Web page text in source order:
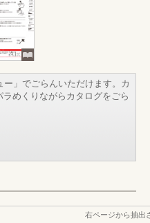
」でごらんいただけます。カ
めくりながらカタログをごら
右ページから抽出